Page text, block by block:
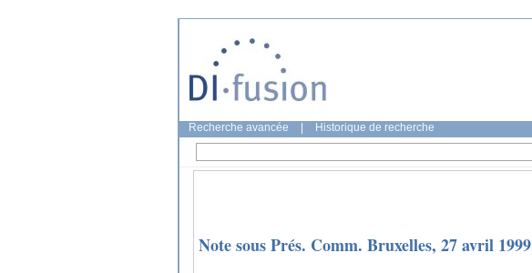
Recherche avancée Historique de recherche
Note sous Prés. Comm. Bruxelles, 27 avril 1999